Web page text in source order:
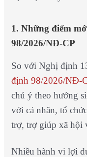
1. Những điểm
98/2026/NĐ-CP
So với Nghị định
định 98/2026/NĐ-
chú ý theo hướng
với cá nhân, tổ
trợ, trợ giúp xã hội
Nhiều hành vi lợi